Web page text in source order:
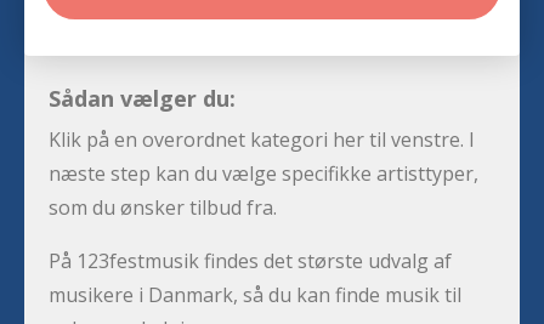
Sådan vælger du:
Klik på en overordnet kategori her til venstre. I
næste step kan du vælge specifikke artisttyper,
som du ønsker tilbud fra.
På 123festmusik findes det største udvalg af
musikere i Danmark, så du kan finde musik til